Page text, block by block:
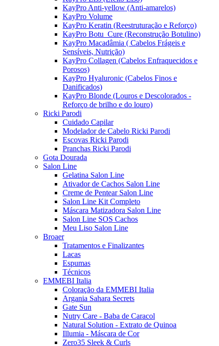
KayPro Anti-yellow (Anti-amarelos)
KayPro Volume
KayPro Keratin (Reestruturação e Reforço)
KayPro Botu_Cure (Reconstrução Botulino)
KayPro Macadâmia ( Cabelos Frágeis e
Sensíveis, Nutrição)
KayPro Collagen (Cabelos Enfraquecidos e
Porosos)
KayPro Hyaluronic (Cabelos Finos e
Danificados)
KayPro Blonde (Louros e Descolorados -
Reforço de brilho e do louro)
Ricki Parodi
Cuidado Capilar
Modelador de Cabelo Ricki Parodi
Escovas Ricki Parodi
Pranchas Ricki Parodi
Gota Dourada
Salon Line
Gelatina Salon Line
Ativador de Cachos Salon Line
Creme de Pentear Salon Line
Salon Line Kit Completo
Máscara Matizadora Salon Line
Salon Line SOS Cachos
Meu Liso Salon Line
Broaer
Tratamentos e Finalizantes
Lacas
Espumas
Técnicos
EMMEBI Italia
Coloração da EMMEBI Italia
Argania Sahara Secrets
Gate Sun
Nutry Care - Baba de Caracol
Natural Solution - Extrato de Quinoa
Illumia - Máscara de Cor
Zero35 Sleek & Curls